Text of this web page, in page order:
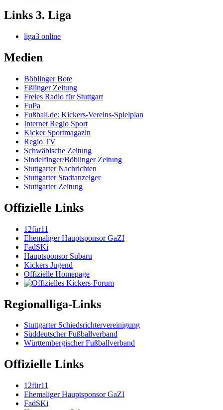
Links 3. Liga
liga3 online
Medien
Böblinger Bote
Eßlinger Zeitung
Freies Radio für Stuttgart
FuPa
Fußball.de: Kickers-Vereins-Spielplan
Internet Regio Sport
Kicker Sportmagazin
Regio TV
Schwäbische Zeitung
Sindelfinger/Böblinger Zeitung
Stuttgarter Nachrichten
Stuttgarter Stadtanzeiger
Stuttgarter Zeitung
Offizielle Links
12für11
Ehemaliger Hauptsponsor GaZI
FadSKi
Hauptsponsor Subaru
Kickers Jugend
Offizielle Homepage
Regionalliga-Links
Stuttgarter Schiedsrichtervereinigung
Süddeutscher Fußballverband
Württembergischer Fußballverband
Offizielle Links
12für11
Ehemaliger Hauptsponsor GaZI
FadSKi